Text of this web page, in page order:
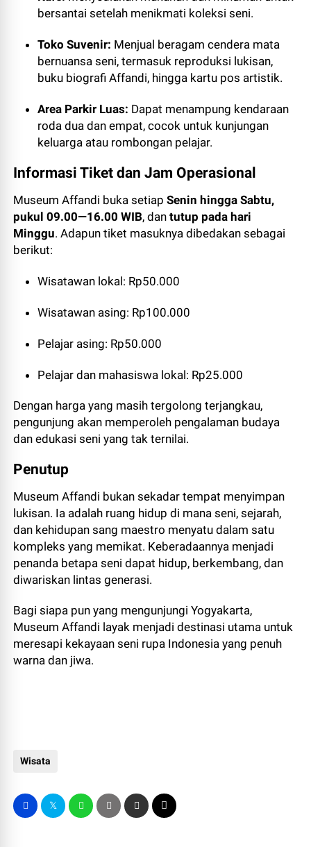
bersantai setelah menikmati koleksi seni.
Toko Suvenir: Menjual beragam cendera mata
bernuansa seni, termasuk reproduksi lukisan,
buku biografi Affandi, hingga kartu pos artistik.
Area Parkir Luas: Dapat menampung kendaraan
roda dua dan empat, cocok untuk kunjungan
keluarga atau rombongan pelajar.
Informasi Tiket dan Jam Operasional
Museum Affandi buka setiapSenin hingga Sabtu,
pukul 09.00—16.00 WIB, dantutup pada hari
Minggu. Adapun tiket masuknya dibedakan sebagai
berikut:
Wisatawan lokal: Rp50.000
Wisatawan asing: Rp100.000
Pelajar asing: Rp50.000
Pelajar dan mahasiswa lokal: Rp25.000
Dengan harga yang masih tergolong terjangkau,
pengunjung akan memperoleh pengalaman budaya
dan edukasi seni yang tak ternilai.
Penutup
Museum Affandi bukan sekadar tempat menyimpan
lukisan. Ia adalah ruang hidup di mana seni, sejarah,
dan kehidupan sang maestro menyatu dalam satu
kompleks yang memikat. Keberadaannya menjadi
penanda betapa seni dapat hidup, berkembang, dan
diwariskan lintas generasi.
Bagi siapa pun yang mengunjungi Yogyakarta,
Museum Affandi layak menjadi destinasi utama untuk
meresapi kekayaan seni rupa Indonesia yang penuh
warna dan jiwa.
Wisata